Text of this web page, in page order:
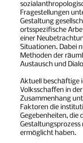
Fragestellungen
Gestaltung
ortsspezifische
einer
Situationen. Dabei
Methoden der
Austausch und
Aktuell beschäftige
Volksschaffen in
Zusammenhang
Faktoren die
Gegebenheiten, die
ermöglicht haben.